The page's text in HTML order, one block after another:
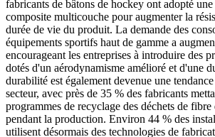
fabricants de bâtons de hockey ont adopté
composite multicouche pour augmenter la
durée de vie du produit. La demande des
équipements sportifs haut de gamme a
encourageant les entreprises à introduire des
dotés d'un aérodynamisme amélioré et d'une
durabilité est également devenue une
secteur, avec près de 35 % des fabricants
programmes de recyclage des déchets de fibre
pendant la production. Environ 44 % des
utilisent désormais des technologies de